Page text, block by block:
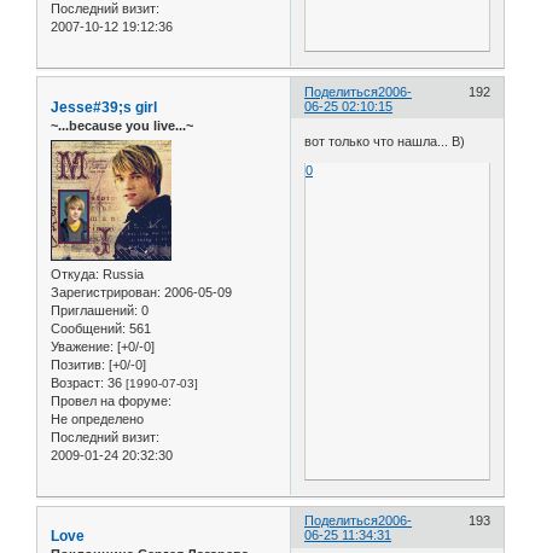
Последний визит:
2007-10-12 19:12:36
Поделиться 192
2006-
06-25 02:10:15
Jesse#39;s girl
~...because you live...~
Откуда: Russia
Зарегистрирован: 2006-05-09
Приглашений: 0
Сообщений: 561
Уважение: [+0/-0]
Позитив: [+0/-0]
Возраст: 36 [1990-07-03]
Провел на форуме:
Не определено
Последний визит:
2009-01-24 20:32:30
вот только что нашла... B)
0
Поделиться 193
2006-
06-25 11:34:31
Love